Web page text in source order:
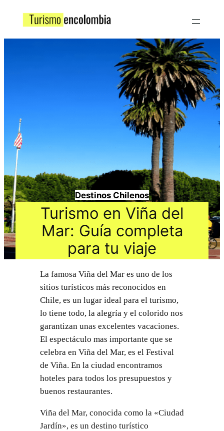
Destinos Chilenos
Turismo en Viña del
Mar: Guía completa
para tu viaje
La famosa Viña del Mar es uno de los
sitios turísticos más reconocidos en
Chile, es un lugar ideal para el turismo,
lo tiene todo, la alegría y el colorido nos
garantizan unas excelentes vacaciones.
El espectáculo mas importante que se
celebra en Viña del Mar, es el Festival
de Viña. En la ciudad encontramos
hoteles para todos los presupuestos y
buenos restaurantes.
Viña del Mar, conocida como la «Ciudad
Jardín», es un destino turístico